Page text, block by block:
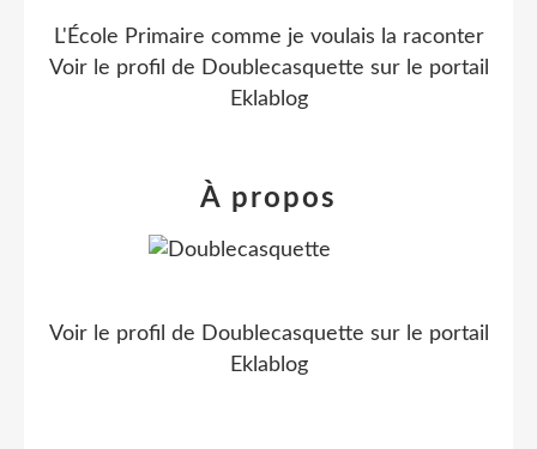
L'École Primaire comme je voulais la raconter
Voir le profil de Doublecasquette sur le portail
Eklablog
À propos
Voir le profil de Doublecasquette sur le portail
Eklablog